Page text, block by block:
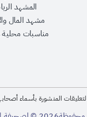
المشهد
مشهد المال
مناسبات محلية
المنشورة بأسماء